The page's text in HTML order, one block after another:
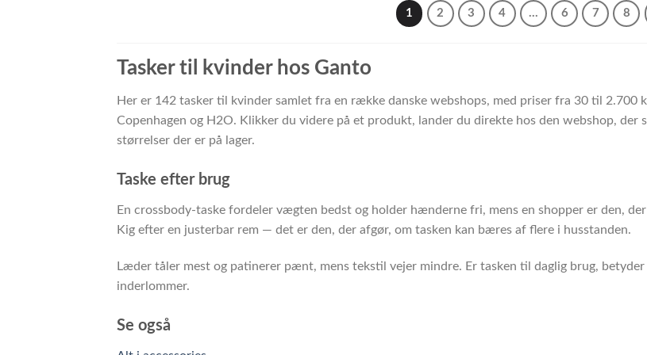
1 2 3 4 … 6 7 8
Tasker til kvinder hos Ganto
Her er 142 tasker til kvinder samlet fra en række danske webshops, med priser fra 30 til 2.700
Copenhagen og H2O. Klikker du videre på et produkt, lander du direkte hos den webshop,
størrelser der er på lager.
Taske efter brug
En crossbody-taske fordeler vægten bedst og holder hænderne fri, mens en shopper er den,
Kig efter en justerbar rem — det er den, der afgør, om tasken kan bæres af flere i husstanden.
Læder tåler mest og patinerer pænt, mens tekstil vejer mindre. Er tasken til daglig brug,
inderlommer.
Se også